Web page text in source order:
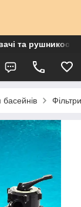
та
Фільтри